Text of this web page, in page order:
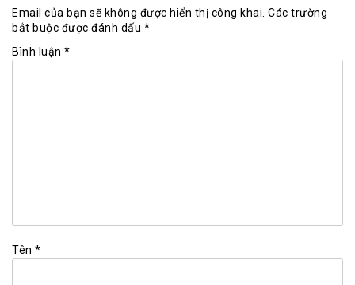
Email của bạn sẽ không được hiển thị công khai. Các trường
bắt buộc được đánh dấu *
Bình luận *
Tên *